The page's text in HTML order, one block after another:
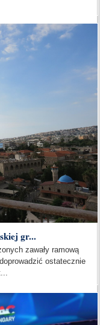
gr...
zawały ramową
ostatecznie